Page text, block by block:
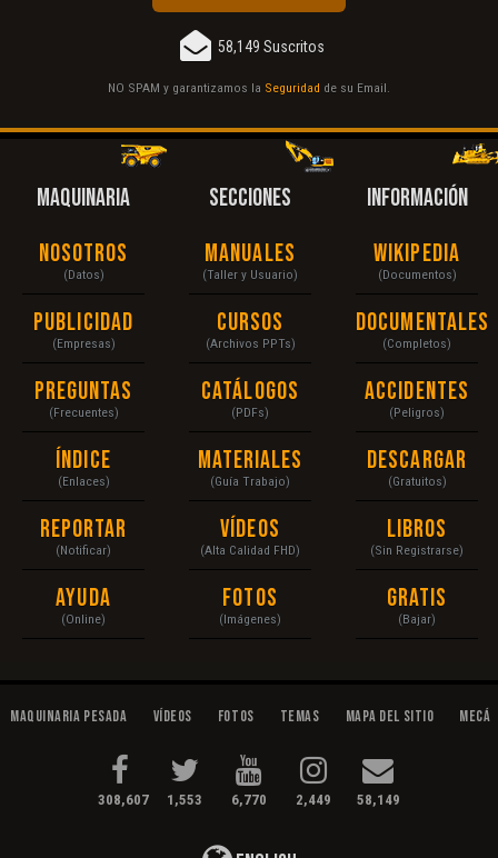
58,149 Suscritos
NO SPAM y garantizamos la Seguridad de su Email.
MAQUINARIA
Nosotros
(Datos)
Publicidad
(Empresas)
Preguntas
(Frecuentes)
Índice
(Enlaces)
Reportar
(Notificar)
Ayuda
(Online)
SECCIONES
Manuales
(Taller y Usuario)
Cursos
(Archivos PPTs)
Catálogos
(PDFs)
Materiales
(Guía Trabajo)
Vídeos
(Alta Calidad FHD)
Fotos
(Imágenes)
INFORMACIÓN
Wikipedia
(Documentos)
Documentales
(Completos)
Accidentes
(Peligros)
Descargar
(Gratuitos)
Libros
(Sin Registrarse)
Gratis
(Bajar)
Maquinaria Pesada Vídeos Fotos Temas Mapa del Sitio
308,607 1,553 6,770 2,449 58,149